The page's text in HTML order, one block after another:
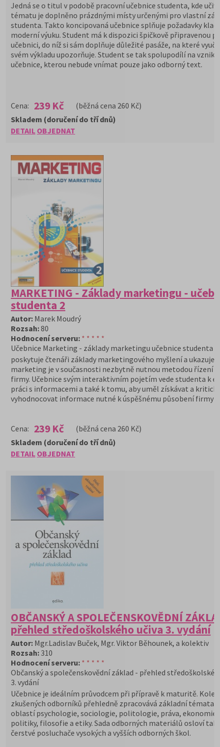
Jedná se o titul v podobě pracovní učebnice studenta, kde
tématu je doplněno prázdnými místy určenými pro vlastní
studenta. Takto koncipovaná učebnice splňuje požadavky
moderní výuku. Student má k dispozici špičkově připravenou
učebnici, do níž si sám doplňuje důležité pasáže, na které
svém výkladu upozorňuje. Student se tak spolupodílí na
učebnice, kterou nebude vnímat pouze jako odborný text.
Cena: 239 Kč (běžná cena 260 Kč)
DETAIL OBJEDNAT
Skladem (doručení do tří dnů)
MARKETING - Základy marketingu -
studenta 2
Autor: Marek Moudrý
Rozsah:80
Hodnocení serveru: * * * * *
Učebnice Marketing - základy marketingu učebnice studenta 2
poskytuje čtenáři základy marketingového myšlení a ukazuje,
marketing je v současnosti nezbytně nutnou metodou řízení
firmy. Učebnice svým interaktivním pojetím vede studenta k
práci s informacemi a také k tomu, aby uměl získávat a kriticky
vyhodnocovat informace nutné k úspěšnému působení firmy
Cena: 239 Kč (běžná cena 260 Kč)
DETAIL OBJEDNAT
Skladem (doručení do tří dnů)
OBČANSKÝ A SPOLEČENSKOVĚDNÍ
přehled středoškolského učiva 3. vydání
Autor: Mgr.Ladislav Buček, Mgr. Viktor Běhounek, a kolektiv
Rozsah: 310
Hodnocení serveru: * * * * *
Občanský a společenskovědní základ - přehled
3. vydání
Učebnice je ideálním průvodcem při přípravě k maturitě.
zkušených odborníků přehledně zpracovává základní témata z
oblastí psychologie, sociologie, politologie, práva, ekonomie,
politiky, filosofie a etiky. Sada odborných materiálů osloví
čerstvé posluchače vysokých a vyšších odborných škol.